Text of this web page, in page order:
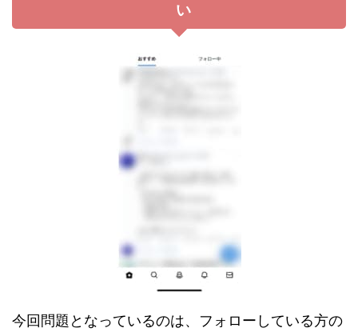
い
今回問題となっているのは、フォローしている方の